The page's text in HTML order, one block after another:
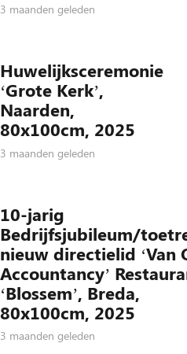
3 maanden geleden
Huwelijksceremonie
‘Grote Kerk’,
Naarden,
80x100cm, 2025
3 maanden geleden
10-jarig
Bedrijfsjubileum/
nieuw directielid ‘Van
Accountancy’
‘Blossem’, Breda,
80x100cm, 2025
3 maanden geleden